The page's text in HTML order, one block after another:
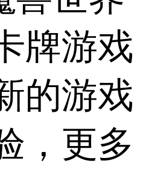
牌游戏
的游戏
，更多